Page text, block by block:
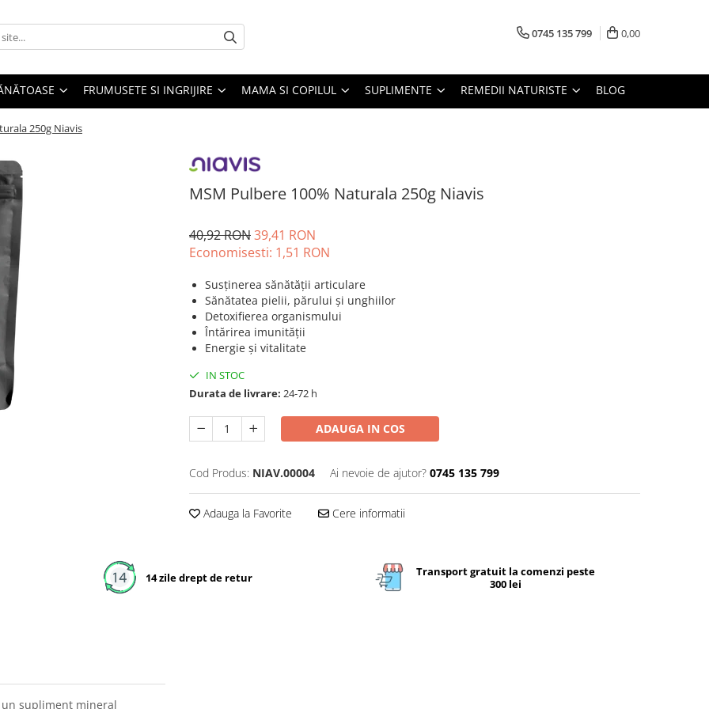
0745 135 799 0,00
FRUMUSETE SI INGRIJIRE MAMA SI COPILUL SUPLIMENTE REMEDII NATURISTE BLOG
250g Niavis
MSM Pulbere 100% Naturala 250g Niavis
40,92 RON39,41 RON
Economisesti: 1,51 RON
Susținerea sănătății articulare
Sănătatea pielii, părului și unghiilor
Detoxifierea organismului
Întărirea imunității
Energie și vitalitate
IN STOC
Durata de livrare: 24-72 h
ADAUGA IN COS
Cod Produs: NIAV.00004 Ai nevoie de ajutor? 0745 135 799
Adauga la Favorite Cere informatii
14 zile drept de retur
Transport gratuit la comenzi peste
300 lei
supliment mineral